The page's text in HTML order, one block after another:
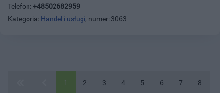
Telefon: +48502682959
Kategoria: Handel i usługi, numer: 3063
1 2 3 4 5 6 7 8